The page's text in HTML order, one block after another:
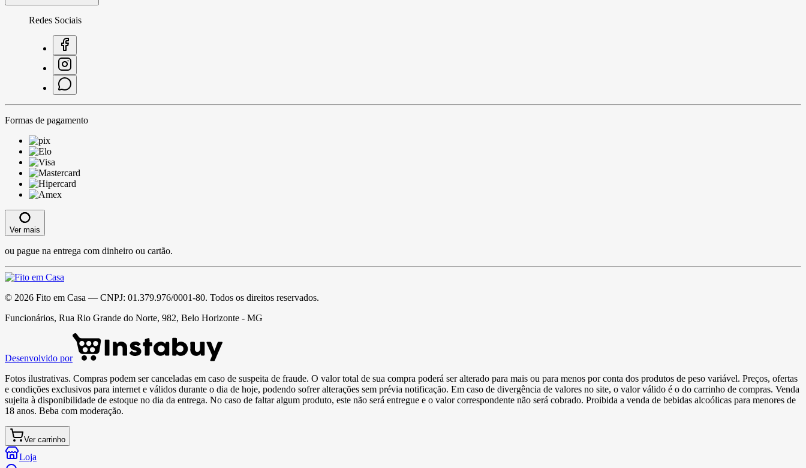
Redes Sociais
Formas de pagamento
Ver mais
ou pague na entrega com dinheiro ou cartão.
© 2026 Fito em Casa — CNPJ: 01.379.976/0001-80. Todos os direitos reservados.
Funcionários, Rua Rio Grande do Norte, 982, Belo Horizonte - MG
Desenvolvido por
Fotos ilustrativas. Compras podem ser canceladas em caso de suspeita de fraude. O valor total de sua compra poderá ser alterado para mais ou para menos por conta dos produtos de peso variável. Preços, ofertas
e condições exclusivos para internet e válidos durante o dia de hoje, podendo sofrer alterações sem prévia notificação. Em caso de divergência de valores no site, o valor válido é o do carrinho de compras. Venda
sujeita à disponibilidade de estoque no dia da entrega. No caso de faltar algum produto, este não será entregue e o valor correspondente não será cobrado. Proibida a venda de bebidas alcoólicas para menores de
18 anos. Beba com moderação.
Ver carrinho
Loja